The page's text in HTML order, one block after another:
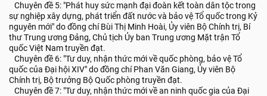
Chuyên đề 5: "Phát huy sức mạnh đại đoàn kết toàn dân tộc trong
sự nghiệp xây dựng, phát triển đất nước và bảo vệ Tổ quốc trong Kỷ
nguyên mới" do đồng chí Bùi Thị Minh Hoài, Ủy viên Bộ Chính trị, Bí
thư Trung ương Đảng, Chủ tịch Ủy ban Trung ương Mặt trận Tổ
quốc Việt Nam truyền đạt.
Chuyên đề 6: "Tư duy, nhận thức mới về quốc phòng, bảo vệ Tổ
quốc của Đại hội XIV" do đồng chí Phan Văn Giang, Ủy viên Bộ
Chính trị, Bộ trưởng Bộ Quốc phòng truyền đạt.
Chuyên đề 7: "Tư duy, nhận thức mới về an ninh quốc gia của Đại